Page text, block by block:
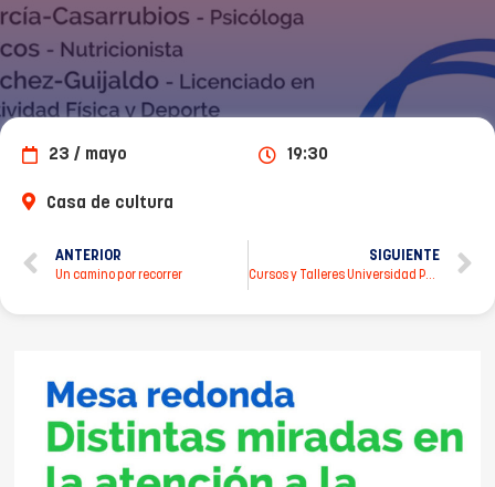
23 / mayo 19:30
Casa de cultura
ANTERIOR
Un camino por recorrer
SIGUIENTE
Cursos y Talleres Universidad Popular